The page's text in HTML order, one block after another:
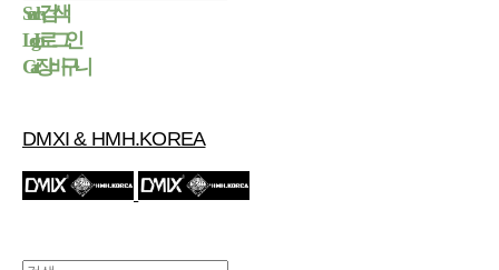
Search검색
Log In로그인
Cart장바구니
DMXI & HMH.KOREA